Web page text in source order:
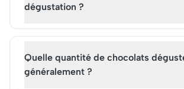
dégustation ?
Quelle quantité de chocolats
généralement ?